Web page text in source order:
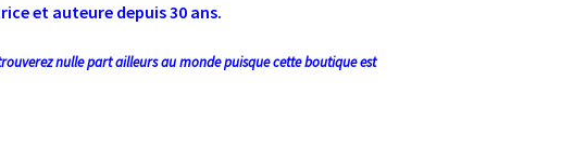
et auteure depuis 30 ans.
nulle part ailleurs au monde puisque cette boutique est